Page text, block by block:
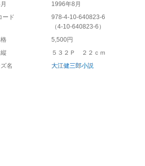
1996年8月
ード
978-4-10-640823-6
（4-10-640823-6 ）
5,500円
５３２Ｐ ２２ｃｍ
名
大江健三郎小説